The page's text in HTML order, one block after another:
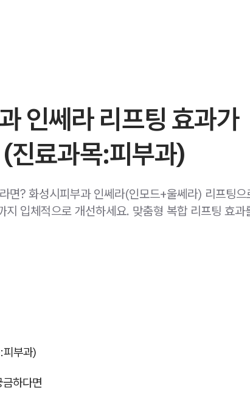
인쎄라 리프팅 효과가
진료과목:피부과)
면? 화성시피부과 인쎄라(인모드+울쎄라) 리프팅
지 입체적으로 개선하세요. 맞춤형 복합 리프팅 효과
부과)
하다면